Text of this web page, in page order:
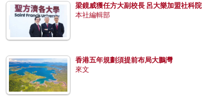
梁鏡威獲任方大副校長 呂大樂加盟社科院
本社編輯部
香港五年規劃須提前布局大鵬灣
來文